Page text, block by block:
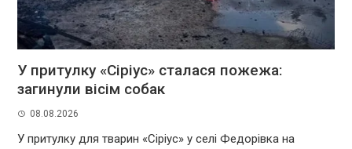
У притулку «Сіріус» сталася пожежа:
загинули вісім собак
08.08.2026
У притулку для тварин «Сіріус» у селі Федорівка на